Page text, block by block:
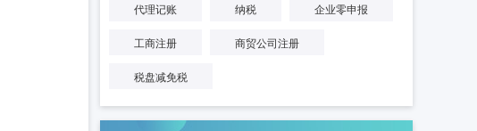
代理记账 纳税 企业零申报
工商注册 商贸公司注册
税盘减免税